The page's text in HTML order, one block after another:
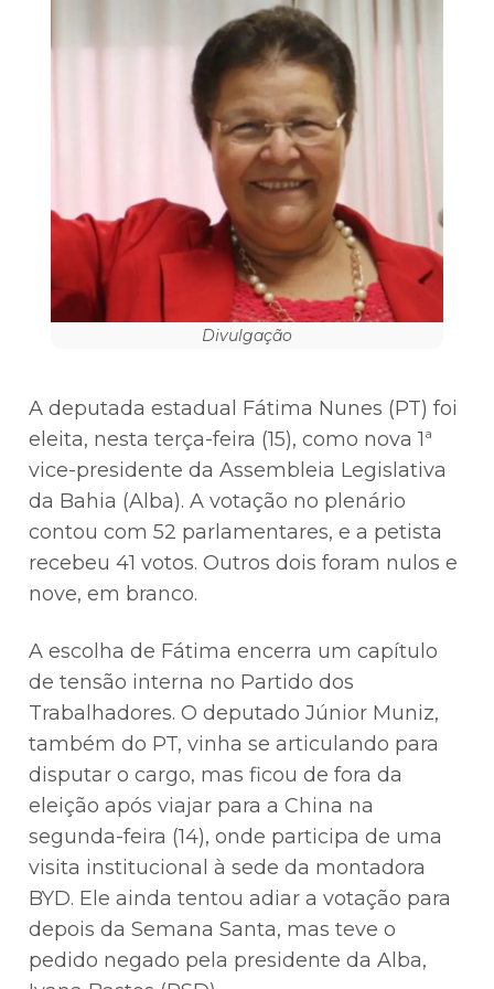
Divulgação
A deputada estadual Fátima Nunes (PT) foi
eleita, nesta terça-feira (15), como nova 1ª
vice-presidente da Assembleia Legislativa
da Bahia (Alba). A votação no plenário
contou com 52 parlamentares, e a petista
recebeu 41 votos. Outros dois foram nulos e
nove, em branco.
A escolha de Fátima encerra um capítulo
de tensão interna no Partido dos
Trabalhadores. O deputado Júnior Muniz,
também do PT, vinha se articulando para
disputar o cargo, mas ficou de fora da
eleição após viajar para a China na
segunda-feira (14), onde participa de uma
visita institucional à sede da montadora
BYD. Ele ainda tentou adiar a votação para
depois da Semana Santa, mas teve o
pedido negado pela presidente da Alba,